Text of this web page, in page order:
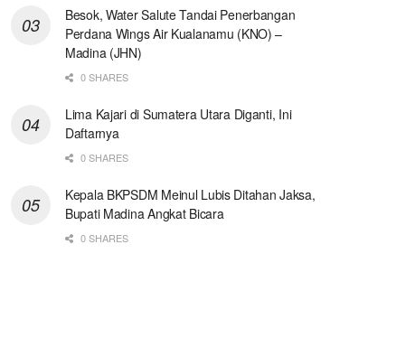
Besok, Water Salute Tandai Penerbangan
Perdana Wings Air Kualanamu (KNO) –
Madina (JHN)
0 SHARES
Lima Kajari di Sumatera Utara Diganti, Ini
Daftarnya
0 SHARES
Kepala BKPSDM Meinul Lubis Ditahan Jaksa,
Bupati Madina Angkat Bicara
0 SHARES